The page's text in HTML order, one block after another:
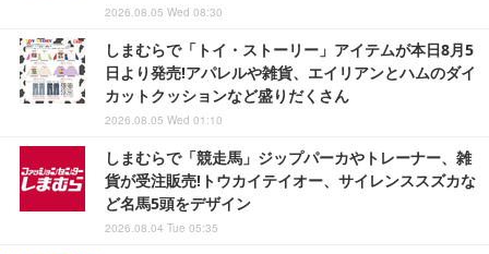
2026.08.05 Wed 08:30
しまむらで「トイ・ストーリー」アイテムが本日8月5
日より発売!アパレルや雑貨、エイリアンとハムのダイ
カットクッションなど盛りだくさん
2026.08.05 Wed 01:10
しまむらで「競走馬」ジップパーカやトレーナー、雑
貨が受注販売!トウカイテイオー、サイレンススズカな
ど名馬5頭をデザイン
2026.08.04 Tue 05:35